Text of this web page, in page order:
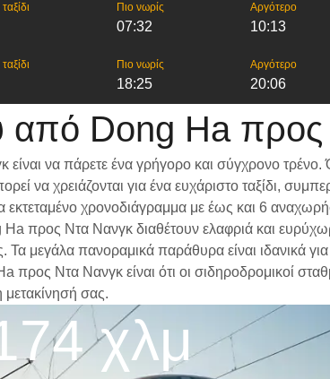
Πιο νωρίς
07:32
Αργότερο
10:13
Πιο νωρίς
18:25
Αργότερο
20:06
από Dong Ha
να πάρετε ένα γρήγορο και σύγχρονο
να χρειάζονται για ένα ευχάριστο ταξίδι,
εκτεταμένο χρονοδιάγραμμα με έως και 6
προς Ντα Νανγκ διαθέτουν ελαφριά και
πανοραμικά παράθυρα είναι ιδανικά για
Ντα Νανγκ είναι ότι οι σιδηροδρομικοί
σας.
χλμ